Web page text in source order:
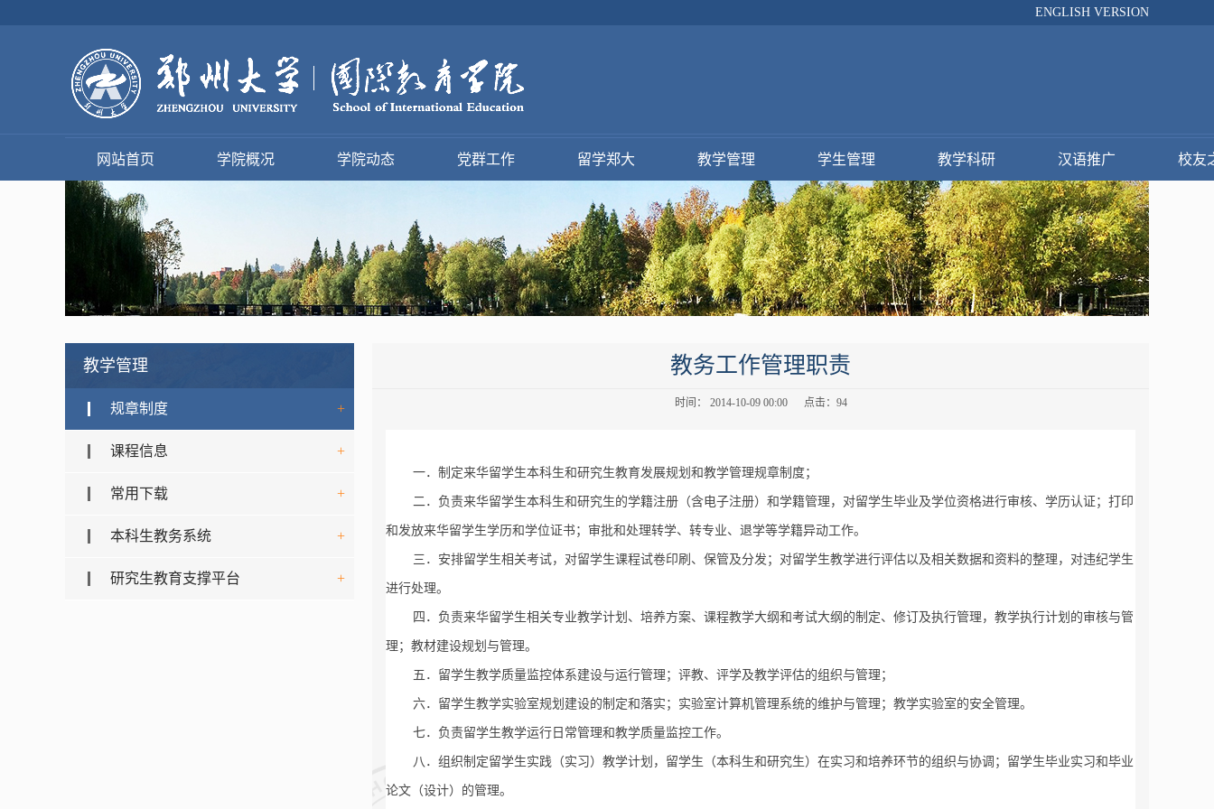
ENGLISH VERSION
网站首页 学院概况 学院动态 党群工作 留学郑大 教学管理 学生管理 教学科研 汉语推广 校友
教学管理
规章制度 +
课程信息 +
常用下载 +
本科生教务系统 +
研究生教育支撑平台 +
教务工作管理职责
时间： 2014-10-09 00:00 点击： 94
一．制定来华留学生本科生和研究生教育发展规划和教学管理规章制度；
二．负责来华留学生本科生和研究生的学籍注册（含电子注册）和学籍管理，对留学生毕业及学位资格进行审核、学历认证；打印
和发放来华留学生学历和学位证书；审批和处理转学、转专业、退学等学籍异动工作。
三．安排留学生相关考试，对留学生课程试卷印刷、保管及分发；对留学生教学进行评估以及相关数据和资料的整理，对违纪学生
进行处理。
四．负责来华留学生相关专业教学计划、培养方案、课程教学大纲和考试大纲的制定、修订及执行管理，教学执行计划的审核与管
理；教材建设规划与管理。
五．留学生教学质量监控体系建设与运行管理；评教、评学及教学评估的组织与管理；
六．留学生教学实验室规划建设的制定和落实；实验室计算机管理系统的维护与管理；教学实验室的安全管理。
七．负责留学生教学运行日常管理和教学质量监控工作。
八．组织制定留学生实践（实习）教学计划，留学生（本科生和研究生）在实习和培养环节的组织与协调；留学生毕业实习和毕业
论文（设计）的管理。